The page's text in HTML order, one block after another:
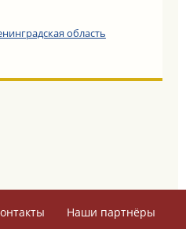
область
Наши партнёры